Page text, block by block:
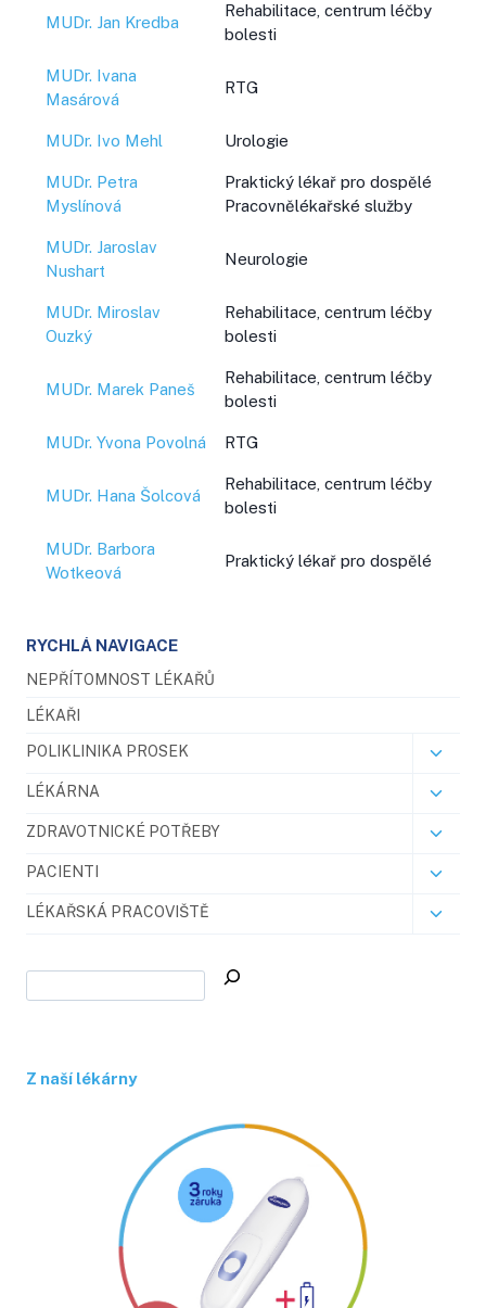
MUDr. Jan Kredba
Rehabilitace, centrum léčby
bolesti
MUDr. Ivana
Masárová
RTG
MUDr. Ivo Mehl Urologie
MUDr. Petra
Myslínová
Praktický lékař pro dospělé
Pracovnělékařské služby
MUDr. Jaroslav
Nushart
Neurologie
MUDr. Miroslav
Ouzký
Rehabilitace, centrum léčby
bolesti
MUDr. Marek Paneš
Rehabilitace, centrum léčby
bolesti
MUDr. Yvona Povolná RTG
MUDr. Hana Šolcová
Rehabilitace, centrum léčby
bolesti
MUDr. Barbora
Wotkeová
Praktický lékař pro dospělé
RYCHLÁ NAVIGACE
NEPŘÍTOMNOST LÉKAŘŮ
LÉKAŘI
POLIKLINIKA PROSEK
LÉKÁRNA
ZDRAVOTNICKÉ POTŘEBY
PACIENTI
LÉKAŘSKÁ PRACOVIŠTĚ
Z naší lékárny